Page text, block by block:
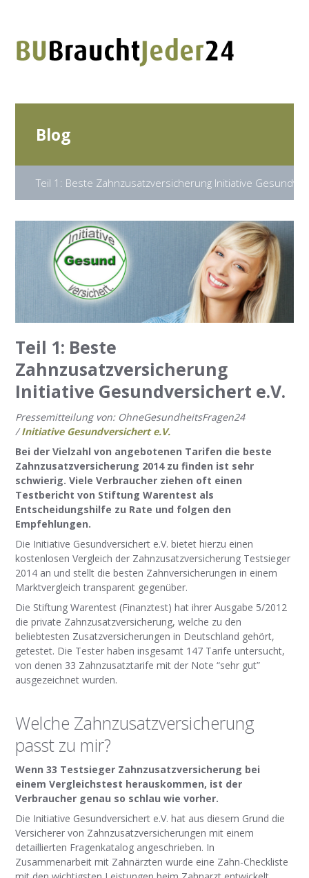
Blog
Teil 1: Beste Zahnzusatzversicherung Initiative
Teil 1: Beste
Zahnzusatzversicherung
Initiative Gesundversichert e.V.
Pressemitteilung von: OhneGesundheitsFragen24
/Initiative Gesundversichert e.V.
Bei der Vielzahl von angebotenen Tarifen die beste
Zahnzusatzversicherung 2014 zu finden ist sehr
schwierig. Viele Verbraucher ziehen oft einen
Testbericht von Stiftung Warentest als
Entscheidungshilfe zu Rate und folgen den
Empfehlungen.
Die Initiative Gesundversichert e.V. bietet hierzu einen
kostenlosen Vergleich der Zahnzusatzversicherung Testsieger
2014 an und stellt die besten Zahnversicherungen in einem
Marktvergleich transparent gegenüber.
Die Stiftung Warentest (Finanztest) hat ihrer Ausgabe 5/2012
die private Zahnzusatzversicherung, welche zu den
beliebtesten Zusatzversicherungen in Deutschland gehört,
getestet. Die Tester haben insgesamt 147 Tarife untersucht,
von denen 33 Zahnzusatztarife mit der Note “sehr gut”
ausgezeichnet wurden.
Welche Zahnzusatzversicherung
passt zu mir?
Wenn 33 Testsieger Zahnzusatzversicherung bei
einem Vergleichstest herauskommen, ist der
Verbraucher genau so schlau wie vorher.
Die Initiative Gesundversichert e.V. hat aus diesem Grund die
Versicherer von Zahnzusatzversicherungen mit einem
detaillierten Fragenkatalog angeschrieben. In
Zusammenarbeit mit Zahnärzten wurde eine Zahn-Checkliste